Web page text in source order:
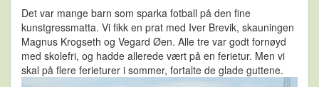
Det var mange barn som sparka fotball på den fine
kunstgressmatta. Vi fikk en prat med Iver Brevik, skauningen
Magnus Krogseth og Vegard Øen. Alle tre var godt fornøyd
med skolefri, og hadde allerede vært på en ferietur. Men vi
skal på flere ferieturer i sommer, fortalte de glade guttene.